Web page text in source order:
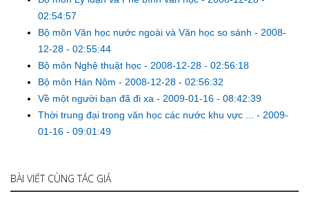
02:54:57
Bộ môn Văn học nước ngoài và Văn học so sánh - 2008-
12-28 - 02:55:44
Bộ môn Nghệ thuật học - 2008-12-28 - 02:56:18
Bộ môn Hán Nôm - 2008-12-28 - 02:56:32
Về một người bạn đã đi xa - 2009-01-16 - 08:42:39
Thời trung đại trong văn học các nước khu vực ... - 2009-
01-16 - 09:01:49
BÀI VIẾT CÙNG TÁC GIẢ